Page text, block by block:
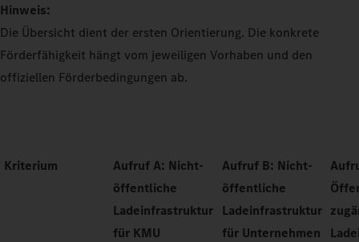
Hinweis:
Die Übersicht dient der ersten Orientierung. Die konkrete
Förderfähigkeit hängt vom jeweiligen Vorhaben und den
offiziellen Förderbedingungen ab.
Kriterium
Aufruf A: Nicht-
öffentliche
Ladeinfrastruktur
für KMU
Aufruf B: Nicht-
öffentliche
Ladeinfrastruktur
für Unternehmen